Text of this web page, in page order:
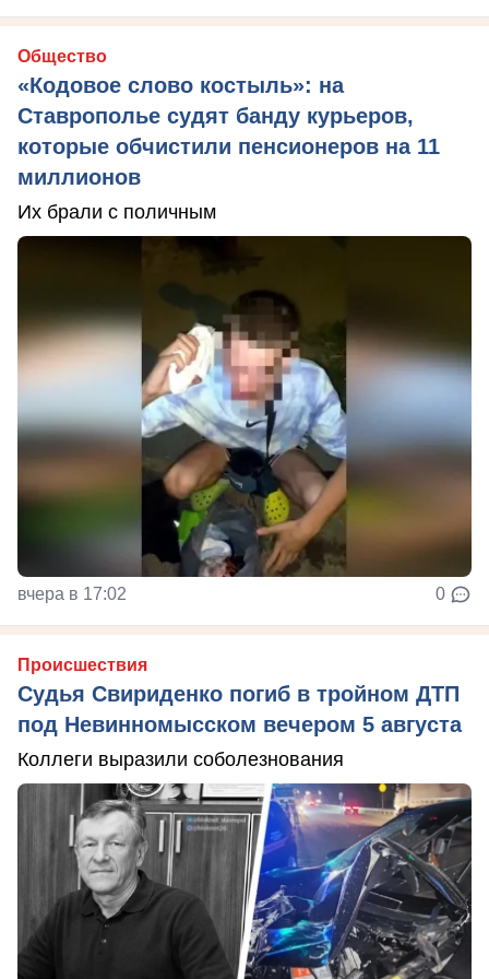
Общество
«Кодовое слово костыль»: на
Ставрополье судят банду курьеров,
которые обчистили пенсионеров на 11
миллионов
Их брали с поличным
вчера в 17:02 0
Происшествия
Судья Свириденко погиб в тройном ДТП
под Невинномысском вечером 5 августа
Коллеги выразили соболезнования